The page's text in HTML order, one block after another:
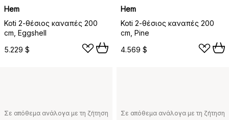
Hem
Koti 2-θέσιος καναπές 200
cm, Eggshell
5.229 $
Hem
Koti 2-θέσιος καναπές 200
cm, Pine
4.569 $
Σε απόθεμα ανάλογα με τη ζήτηση Σε απόθεμα ανάλογα με τη ζήτηση